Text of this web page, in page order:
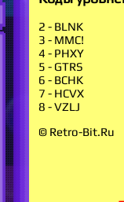
2 - BLNK
3 - MMC!
4 - PHXY
5 - GTRS
6 - BCHK
7 - HCVX
8 - VZLJ
© Retro-Bit.Ru